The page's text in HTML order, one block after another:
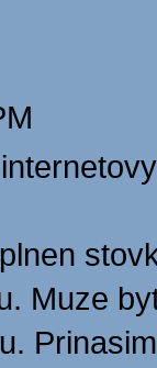
Muze